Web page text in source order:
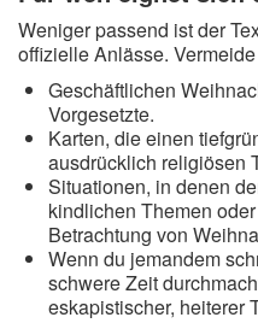
Weniger passend ist der
offizielle Anlässe.
Geschäftlichen
Vorgesetzte.
Karten, die einen
ausdrücklich religiösen
Situationen, in denen
kindlichen Themen
Betrachtung von
Wenn du jemandem
schwere Zeit
eskapistischer, heiterer